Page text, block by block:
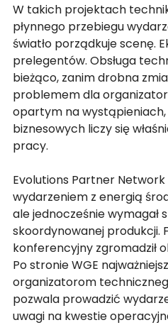
W takich projektach
płynnego przebiegu
światło porządkuje scenę.
prelegentów. Obsługa
bieżąco, zanim drobna
problemem dla
opartym na
biznesowych liczy się
pracy.
Evolutions Partner Network
wydarzeniem z energią
ale jednocześnie wymagał
skoordynowanej produkcji.
konferencyjny zgromadził
Po stronie WGE
organizatorom
pozwala prowadzić
uwagi na kwestie